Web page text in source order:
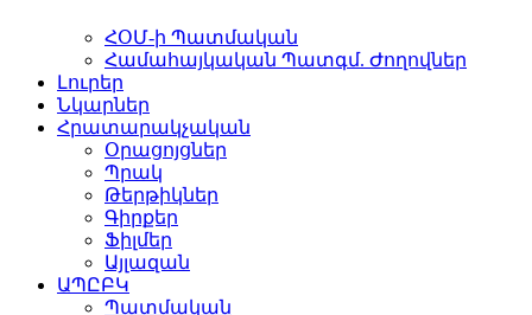
ՀՕՄ-ի Պատմական
Համահայկական Պատգմ. Ժողովներ
Լուրեր
Նկարներ
Հրատարակչական
Օրացոյցներ
Պրակ
Թերթիկներ
Գիրքեր
Ֆիլմեր
Այլազան
ԱՊԸԲԿ
Պատմական